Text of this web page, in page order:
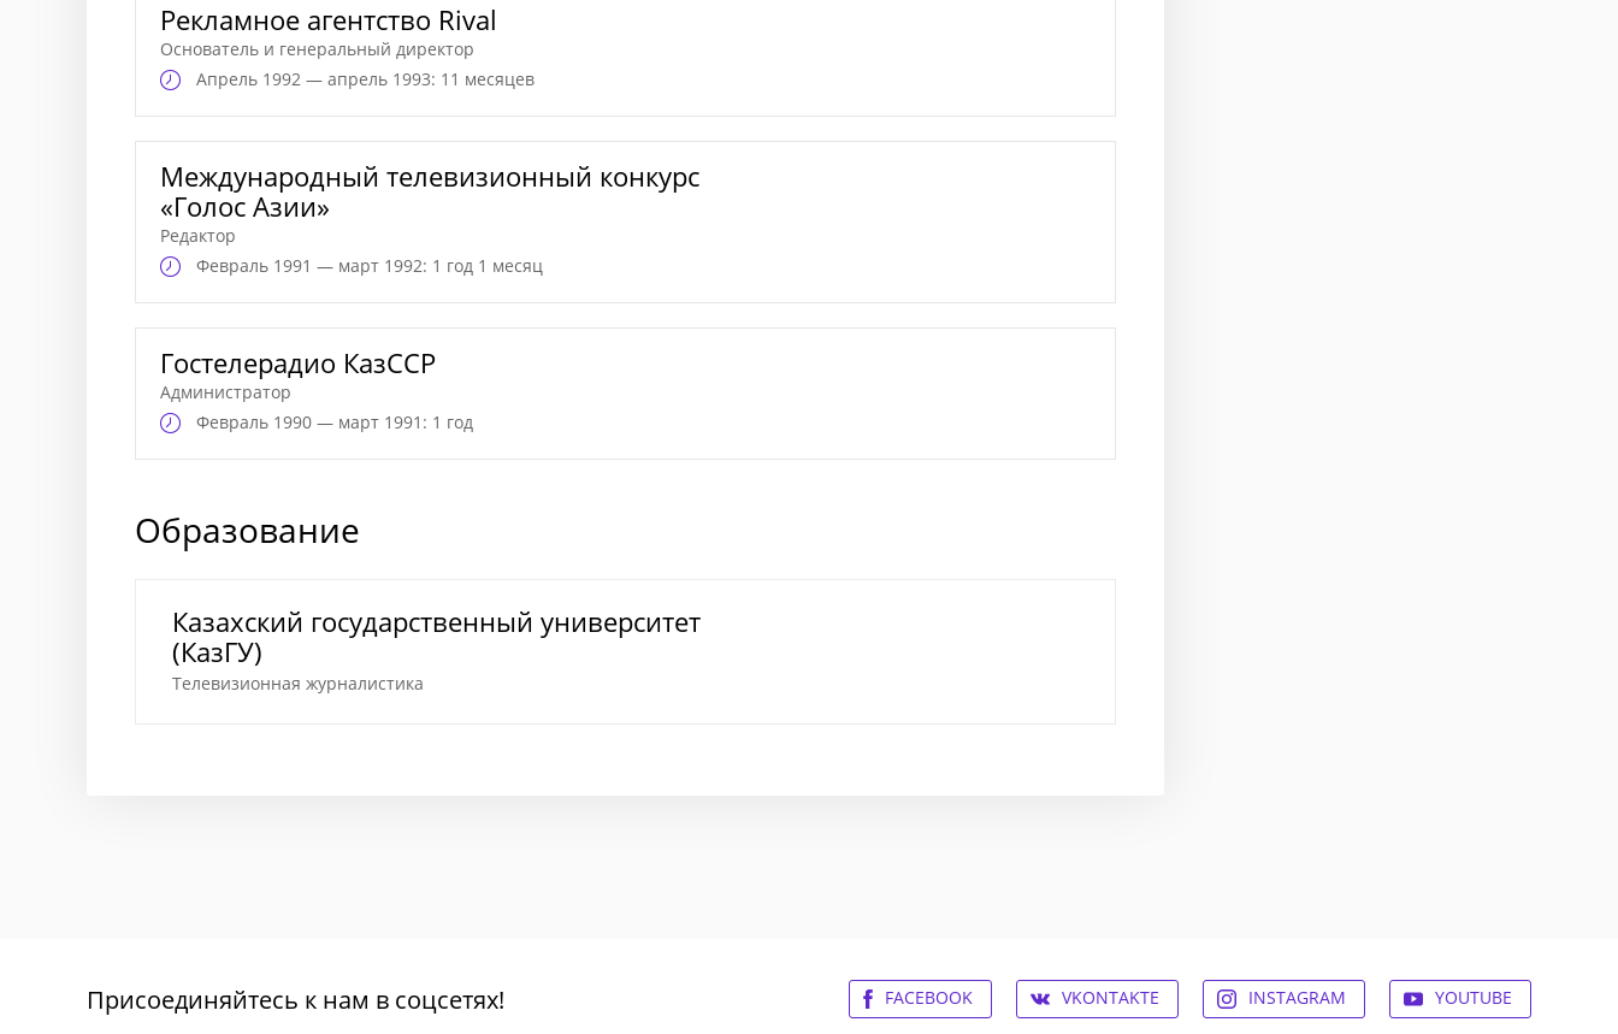
Рекламное агентство Rival
Основатель и генеральный директор
Апрель 1992 — апрель 1993: 11 месяцев
Международный телевизионный конкурс
«Голос Азии»
Редактор
Февраль 1991 — март 1992: 1 год 1 месяц
Гостелерадио КазССР
Администратор
Февраль 1990 — март 1991: 1 год
Образование
Казахский государственный университет
(КазГУ)
Телевизионная журналистика
Присоединяйтесь к нам в соцсетях! FACEBOOK VKONTAKTE INSTAGRAM YOUTUBE